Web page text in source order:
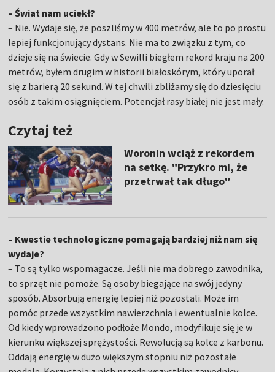
– Świat nam uciekł?
– Nie. Wydaje się, że poszliśmy w 400 metrów, ale to po prostu
lepiej funkcjonujący dystans. Nie ma to związku z tym, co
dzieje się na świecie. Gdy w Sewilli biegłem rekord kraju na 200
metrów, byłem drugim w historii białoskórym, który uporał
się z barierą 20 sekund. W tej chwili zbliżamy się do dziesięciu
osób z takim osiągnięciem. Potencjał rasy białej nie jest mały.
Czytaj też
Woronin wciąż z rekordem
na setkę. "Przykro mi, że
przetrwał tak długo"
– Kwestie technologiczne pomagają bardziej niż nam się
wydaje?
– To są tylko wspomagacze. Jeśli nie ma dobrego zawodnika,
to sprzęt nie pomoże. Są osoby biegające na swój jedyny
sposób. Absorbują energię lepiej niż pozostali. Może im
pomóc przede wszystkim nawierzchnia i ewentualnie kolce.
Od kiedy wprowadzono podłoże Mondo, modyfikuje się je w
kierunku większej sprężystości. Rewolucją są kolce z karbonu.
Oddają energię w dużo większym stopniu niż pozostałe